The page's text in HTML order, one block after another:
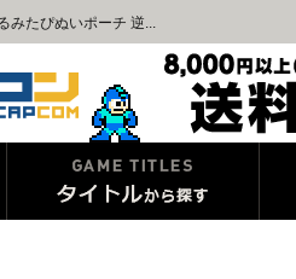
みたぴぬいポーチ 逆...